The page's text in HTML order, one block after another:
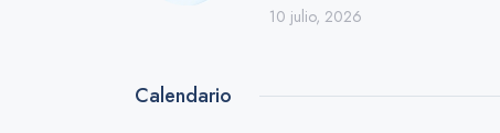
10 julio, 2026
Calendario